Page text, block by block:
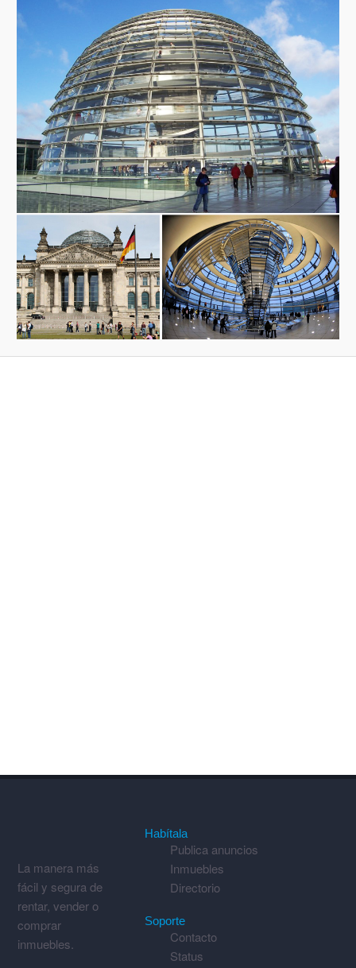
La manera más
fácil y segura de
rentar, vender o
comprar
inmuebles.
Habítala
Publica anuncios
Inmuebles
Directorio
Soporte
Contacto
Status